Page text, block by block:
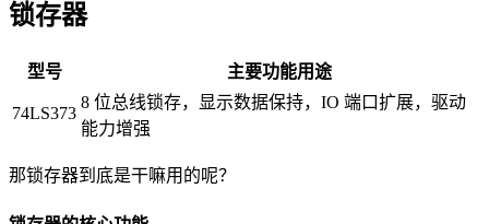
锁存器
型号 主要功能用途
74LS373
8 位总线锁存，显示数据保持，IO 端口扩展，驱动
能力增强
那锁存器到底是干嘛用的呢？